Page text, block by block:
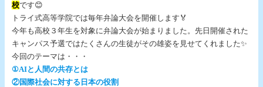
校です😊
トライ式高等学院では毎年弁論大会を開催します🏅
今年も高校３年生を対象に弁論大会が始まりました。先日開催された
キャンパス予選ではたくさんの生徒がその雄姿を見せてくれました✨
今回のテーマは・・・
①AIと人間の共存とは
②国際社会に対する日本の役割